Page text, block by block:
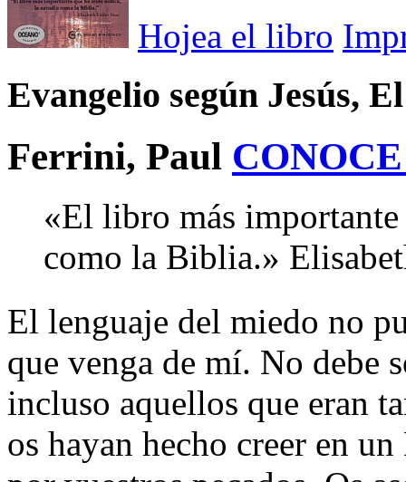
Hojea el libro
Evangelio según Jesús, El
Ferrini, Paul
«El libro más
como la Biblia.»
El lenguaje del miedo no
que venga de mí. No debe
incluso aquellos que eran
os hayan hecho creer en